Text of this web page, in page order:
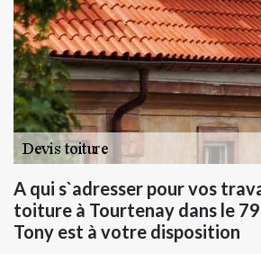
A qui s`adresser pour vos
toiture à Tourtenay dans le
Tony est à votre disposition